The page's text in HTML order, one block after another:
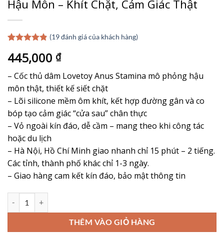
Hậu Môn – Khít Chặt, Cảm Giác Thật
dựa trên
đánh giá
(19đánh giá của khách hàng)
445,000 ₫
– Cốc thủ dâm Lovetoy Anus Stamina mô phỏng hậu
môn thật, thiết kế siết chặt
– Lõi silicone mềm ôm khít, kết hợp đường gân và co
bóp tạo cảm giác “cửa sau” chân thực
– Vỏ ngoài kín đáo, dễ cầm – mang theo khi công tác
hoặc du lịch
– Hà Nội, Hồ Chí Minh giao nhanh chỉ 15 phút – 2 tiếng.
Các tỉnh, thành phố khác chỉ 1-3 ngày.
– Giao hàng cam kết kín đáo, bảo mật thông tin
THÊM VÀO GIỎ HÀNG